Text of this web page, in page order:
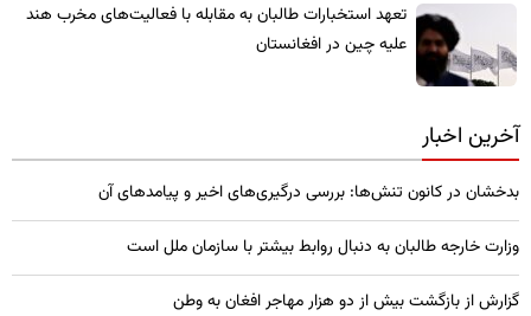
تعهد استخبارات طالبان به مقابله با فعالیت‌های مخرب هند
علیه چین در افغانستان
آخرین اخبار
بدخشان در کانون تنش‌ها: بررسی درگیری‌های اخیر و پیامدهای آن
وزارت خارجه طالبان به دنبال روابط بیشتر با سازمان ملل است
گزارش از بازگشت بیش از دو هزار مهاجر افغان به وطن